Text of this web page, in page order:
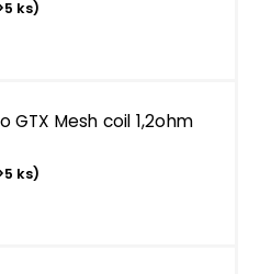
ks)
GTX Mesh coil 1,2ohm
ks)